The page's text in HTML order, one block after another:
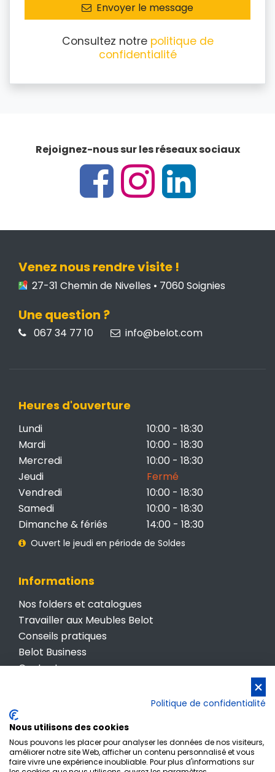
Envoyer le message
Consultez notre politique de
confidentialité
Rejoignez-nous sur les réseaux sociaux
Venez nous rendre visite !
27-31 Chemin de Nivelles • 7060 Soignies
Une question ?
067 34 77 10 info@belot.com
Heures d'ouverture
Lundi
10:00 - 18:30
Mardi
10:00 - 18:30
Mercredi
10:00 - 18:30
Jeudi
Fermé
Vendredi
10:00 - 18:30
Samedi
10:00 - 18:30
Dimanche & fériés
14:00 - 18:30
Ouvert le jeudi en période de Soldes
Informations
Nos folders et catalogues
Travailler aux Meubles Belot
Conseils pratiques
Belot Business
Contactez-nous
Politique de confidentialité
Nous utilisons des cookies
Nous pouvons les placer pour analyser les données de nos visiteurs,
améliorer notre site Web, afficher un contenu personnalisé et vous
faire vivre une expérience inoubliable. Pour plus d'informations sur